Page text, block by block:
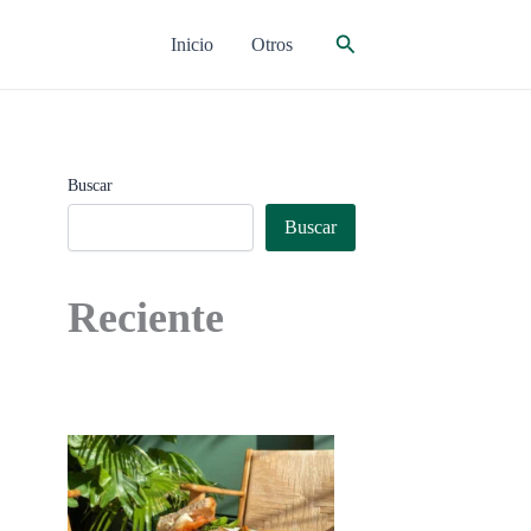
Inicio Otros Buscar
Buscar
Buscar
Reciente